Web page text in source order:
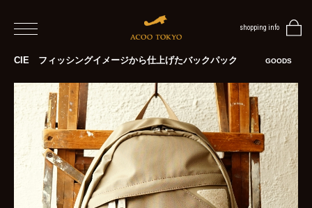
shopping info
home
men
women
blog
CIE フィッシングイメージから仕上げたバックパック GOODS